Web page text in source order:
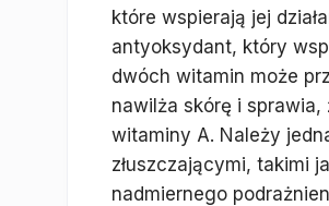
które wspierają jej
antyoksydant, który
dwóch witamin może
nawilża skórę i sprawia,
witaminy A. Należy
złuszczającymi, takimi
nadmiernego